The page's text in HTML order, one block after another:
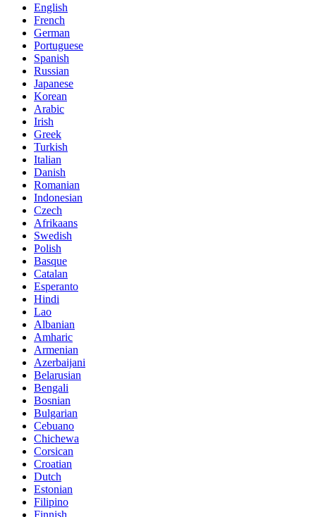
English
French
German
Portuguese
Spanish
Russian
Japanese
Korean
Arabic
Irish
Greek
Turkish
Italian
Danish
Romanian
Indonesian
Czech
Afrikaans
Swedish
Polish
Basque
Catalan
Esperanto
Hindi
Lao
Albanian
Amharic
Armenian
Azerbaijani
Belarusian
Bengali
Bosnian
Bulgarian
Cebuano
Chichewa
Corsican
Croatian
Dutch
Estonian
Filipino
Finnish